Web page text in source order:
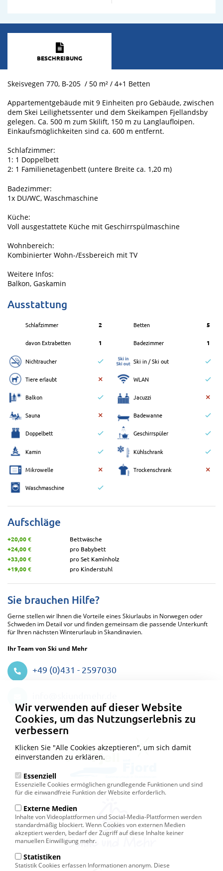
BESCHREIBUNG
Skeisvegen 770, B-205 / 50 m² / 4+1 Betten
Appartementgebäude mit 9 Einheiten pro Gebäude, zwischen
dem Skei Leilighetssenter und dem Skeikampen Fjellandsby
gelegen. Ca. 500 m zum Skilift, 150 m zu Langlaufloipen.
Einkaufsmöglichkeiten sind ca. 600 m entfernt.
Schlafzimmer:
1: 1 Doppelbett
2: 1 Familienetagenbett (untere Breite ca. 1,20 m)
Badezimmer:
1x DU/WC, Waschmaschine
Küche:
Voll ausgestattete Küche mit Geschirrspülmaschine
Wohnbereich:
Kombinierter Wohn-/Essbereich mit TV
Weitere Infos:
Balkon, Gaskamin
Ausstattung
Schlafzimmer 2 Betten 5
davon Extrabetten 1 Badezimmer 1
Nichtraucher Ski in / Ski out
Tiere erlaubt WLAN
Balkon Jacuzzi
Sauna Badewanne
Doppelbett Geschirrspüler
Kamin Kühlschrank
Mikrowelle Trockenschrank
Waschmaschine
Aufschläge
+20,00 €
Bettwäsche
+24,00 €
pro Babybett
+33,00 €
pro Set Kaminholz
+19,00 €
pro Kinderstuhl
Sie brauchen Hilfe?
Gerne stellen wir Ihnen die Vorteile eines Skiurlaubs in Norwegen oder
Schweden im Detail vor und finden gemeinsam die passende Unterkunft
für Ihren nächsten Winterurlaub in Skandinavien.
Ihr Team von Ski und Mehr
+49 (0)431 - 2597030
Wir verwenden auf dieser Website
Cookies, um das Nutzungserlebnis zu
verbessern
Klicken Sie "Alle Cookies akzeptieren", um sich damit
einverstanden zu erklären.
Essenziell
Essenzielle Cookies ermöglichen grundlegende Funktionen und sind
für die einwandfreie Funktion der Website erforderlich.
Externe Medien
Inhalte von Videoplattformen und Social-Media-Plattformen werden
standardmäßig blockiert. Wenn Cookies von externen Medien
akzeptiert werden, bedarf der Zugriff auf diese Inhalte keiner
manuellen Einwilligung mehr.
Statistiken
Statistik Cookies erfassen Informationen anonym. Diese